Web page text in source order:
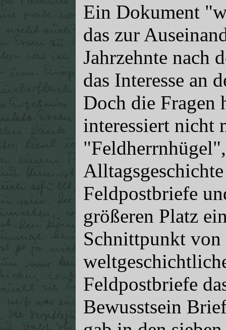
Ein Dokument
das zur
Jahrzehnte nach
das Interesse an
Doch die Fragen
interessiert nicht
Feldpostbriefe
größeren Platz
Schnittpunkt
Feldpostbriefe
Bewusstsein